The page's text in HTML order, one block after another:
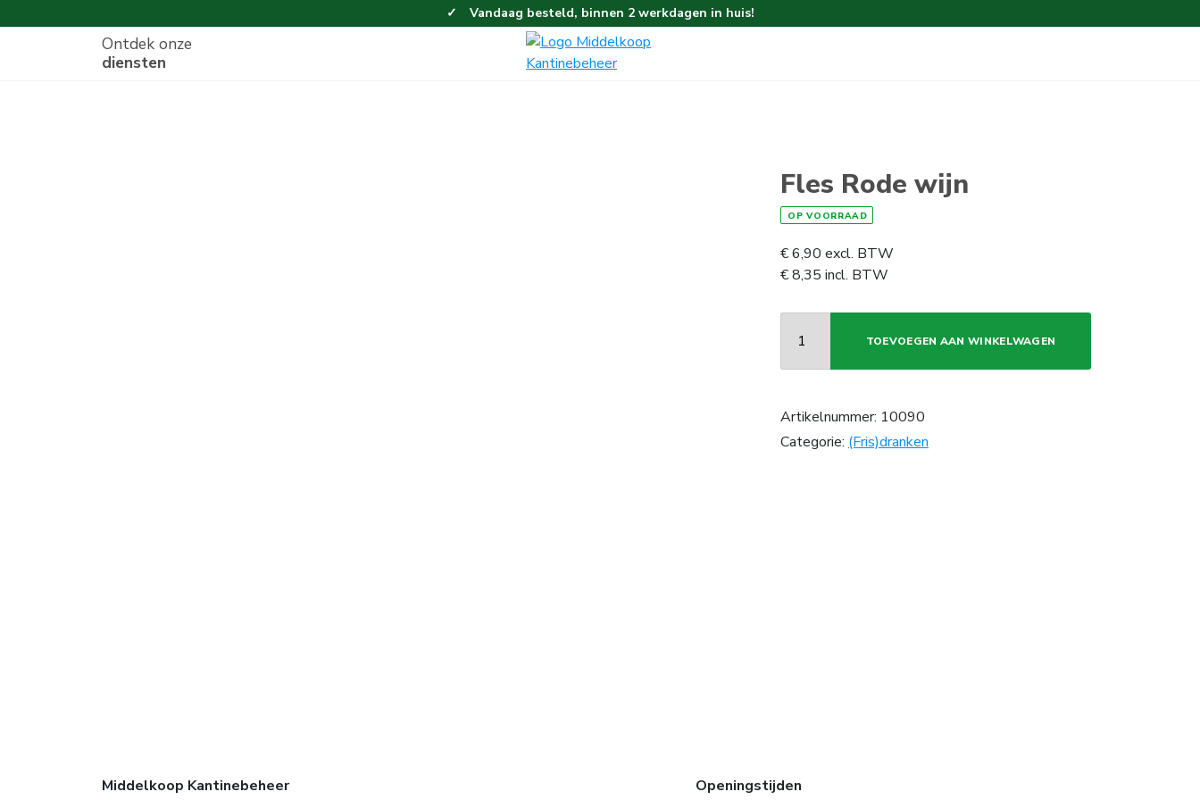
Vandaag besteld, binnen 2 werkdagen in huis!
Eenvoudig en gemakkelijk bestellen!
Gratis thuisbezorgd vanaf 100,-!
Ontdek onze
diensten
Fles Rode wijn
OP VOORRAAD
€6,90 excl. BTW
€8,35 incl. BTW
TOEVOEGEN AAN WINKELWAGEN
Artikelnummer: 10090
Categorie: (Fris)dranken
Middelkoop Kantinebeheer Openingstijden